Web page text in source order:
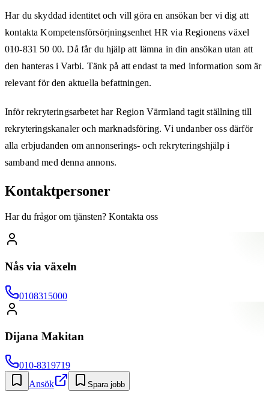
Har du skyddad identitet och vill göra en ansökan ber vi dig att
kontakta Kompetensförsörjningsenhet HR via Regionens växel
010-831 50 00. Då får du hjälp att lämna in din ansökan utan att
den hanteras i Varbi. Tänk på att endast ta med information som är
relevant för den aktuella befattningen.
Inför rekryteringsarbetet har Region Värmland tagit ställning till
rekryteringskanaler och marknadsföring. Vi undanber oss därför
alla erbjudanden om annonserings- och rekryteringshjälp i
samband med denna annons.
Kontaktpersoner
Har du frågor om tjänsten? Kontakta oss
Nås via växeln
0108315000
Dijana Makitan
010-8319719
Ansök
Spara jobb